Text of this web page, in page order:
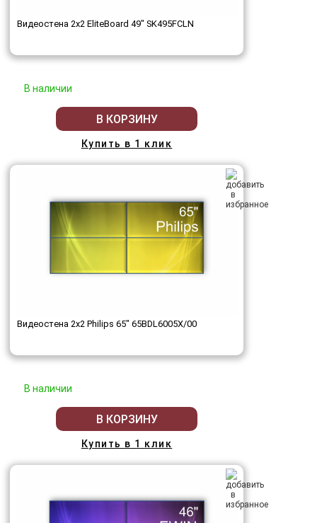
Видеостена 2x2 EliteBoard 49" SK495FCLN
В наличии
В КОРЗИНУ
Купить в 1 клик
Видеостена 2x2 Philips 65" 65BDL6005X/00
В наличии
В КОРЗИНУ
Купить в 1 клик